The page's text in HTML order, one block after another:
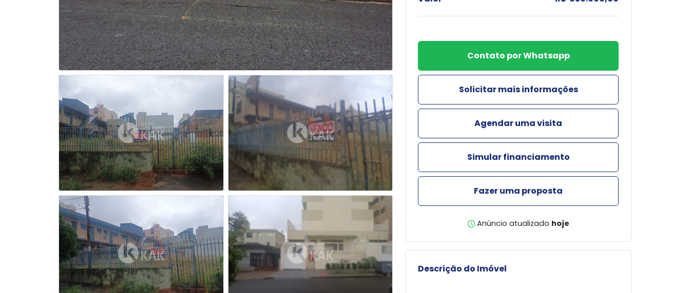
Contato por Whatsapp
Solicitar mais informações
Agendar uma visita
Simular financiamento
Fazer uma proposta
Anúncio atualizado hoje
Descrição do Imóvel